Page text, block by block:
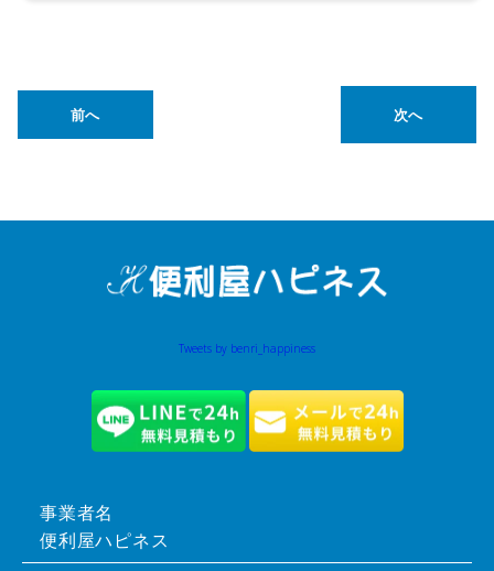
前へ 次へ
Tweets by benri_happiness
事業者名
便利屋ハピネス